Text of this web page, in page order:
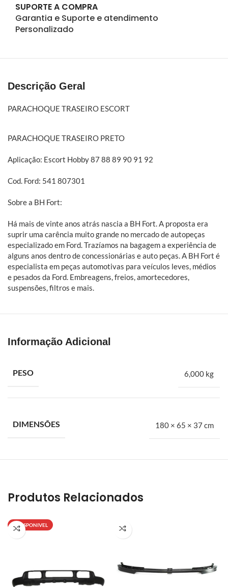
SUPORTE A COMPRA
Garantia e Suporte e atendimento
Personalizado
Descrição Geral
PARACHOQUE TRASEIRO ESCORT
PARACHOQUE TRASEIRO PRETO
Aplicação: Escort Hobby 87 88 89 90 91 92
Cod. Ford: 541 807301
Sobre a BH Fort:
Há mais de vinte anos atrás nascia a BH Fort. A proposta era
suprir uma carência muito grande no mercado de autopeças
especializado em Ford. Trazíamos na bagagem a experiência de
alguns anos dentro de concessionárias e auto peças. A BH Fort é
especialista em peças automotivas para veículos leves, médios
e pesados da Ford. Embreagens, freios, amortecedores,
suspensões, filtros e mais.
Informação Adicional
PESO 6,000 kg
DIMENSÕES 180 × 65 × 37 cm
Produtos Relacionados
INDISPONIVEL